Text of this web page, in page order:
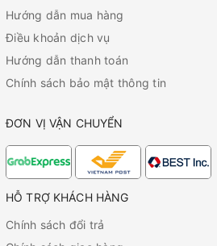
Hướng dẫn mua hàng
Điều khoản dịch vụ
Hướng dẫn thanh toán
Chính sách bảo mật thông tin
ĐƠN VỊ VẬN CHUYỂN
HỖ TRỢ KHÁCH HÀNG
Chính sách đổi trả